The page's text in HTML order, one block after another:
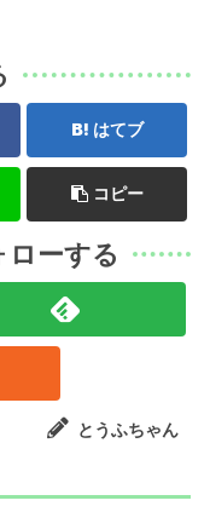
はてブ
コピー
ーする
とうふちゃん